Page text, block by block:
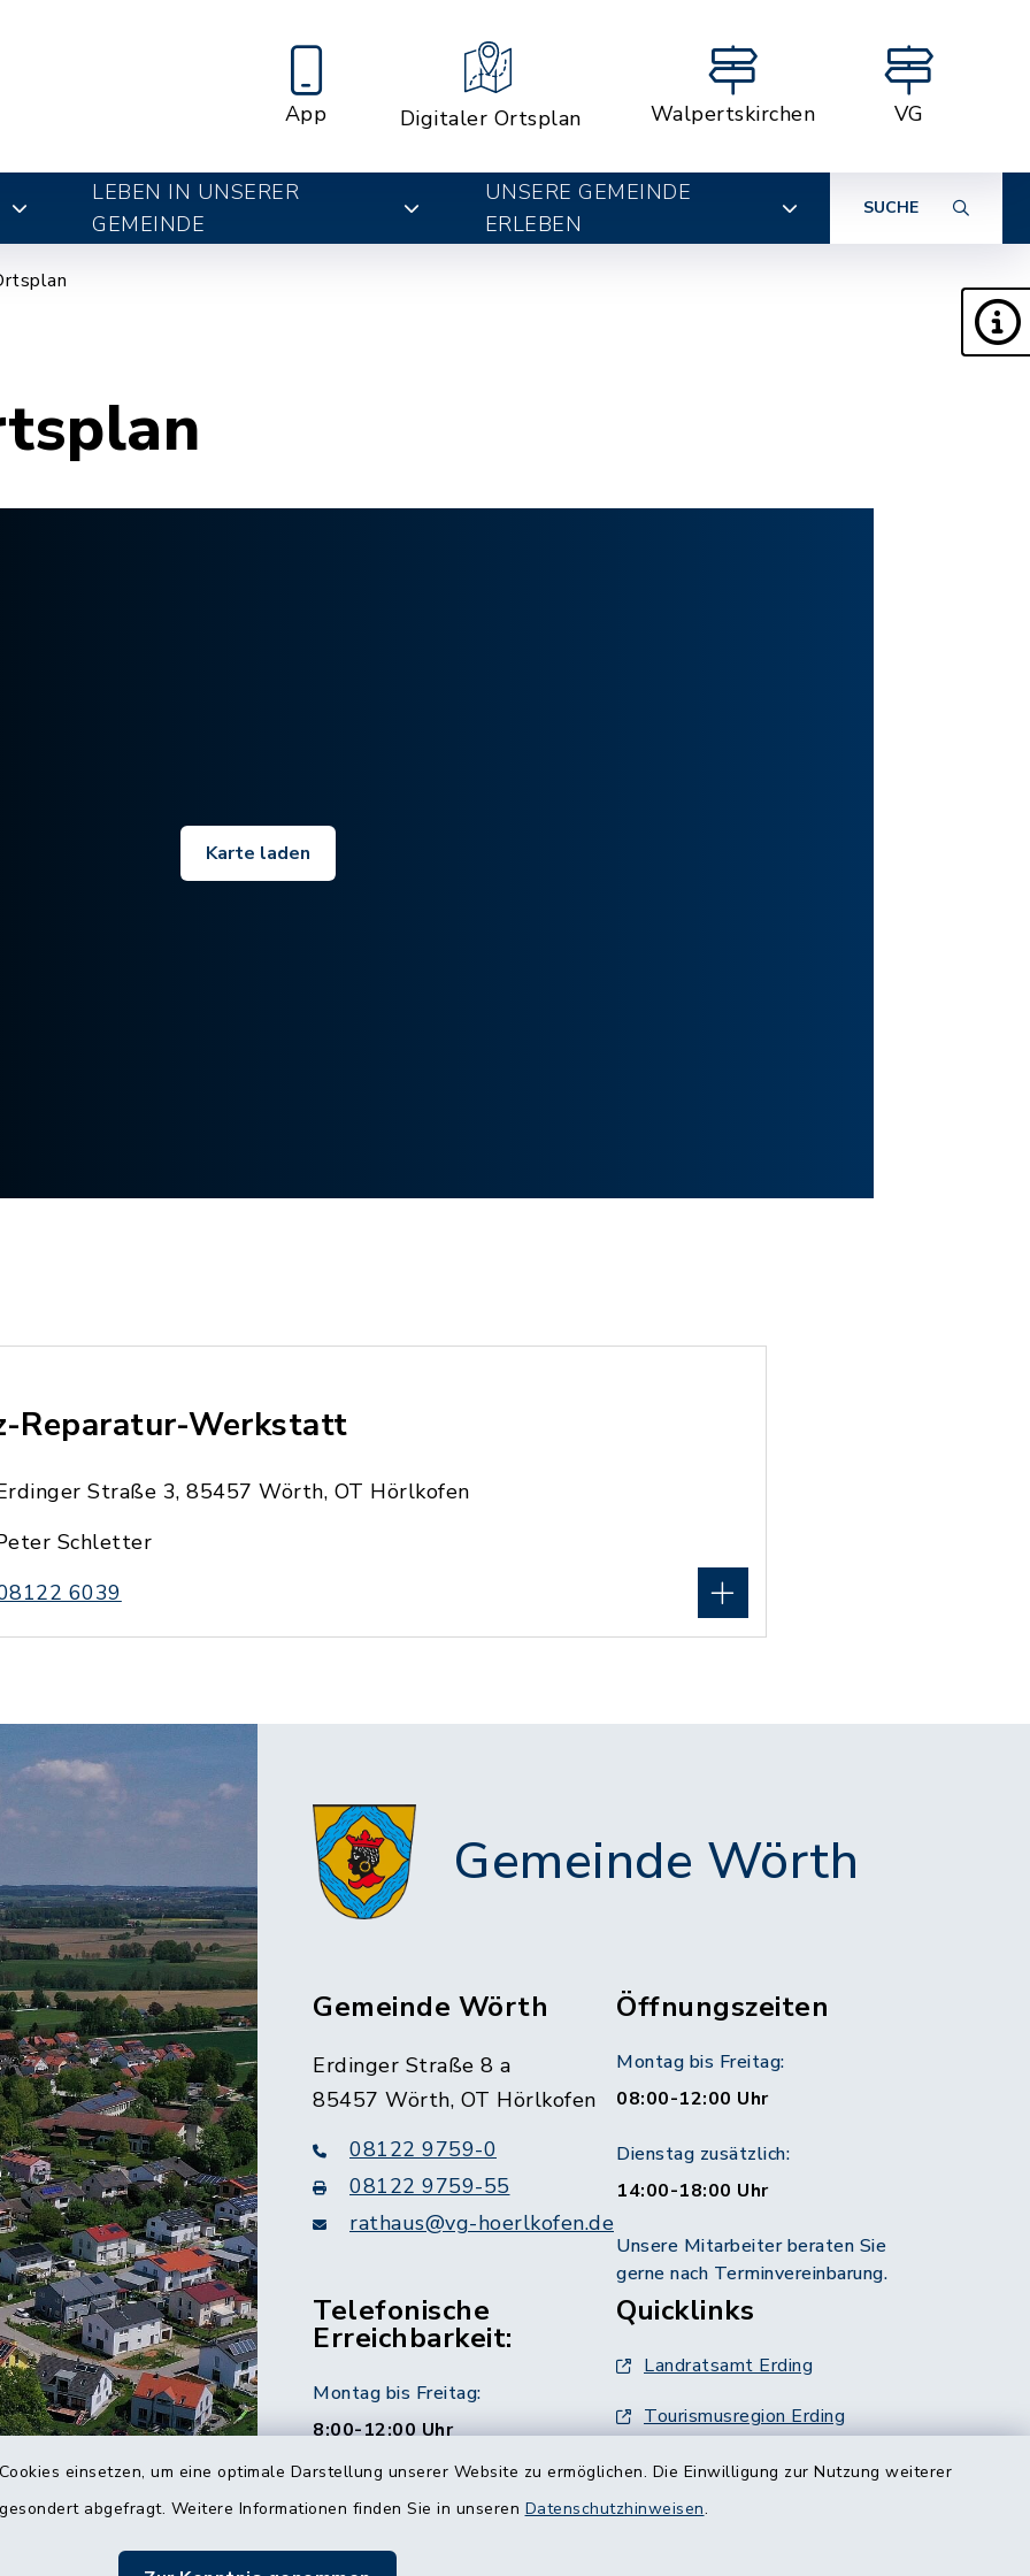
einsetzen, um eine optimale Darstellung unserer Website zu ermöglichen. Die Einwilligung zur Nutzung weiterer
abgefragt. Weitere Informationen finden Sie in unseren Datenschutzhinweisen.
App Digitaler Ortsplan Walpertskirchen VG
LEBEN IN UNSERER
GEMEINDE
UNSERE GEMEINDE
ERLEBEN
SUCHE
Karte laden
Reparatur-Werkstatt
Straße 3, 85457 Wörth, OT Hörlkofen
Schletter
6039
Gemeinde Wörth
Gemeinde Wörth
Erdinger Straße 8 a
85457 Wörth, OT Hörlkofen
08122 9759-0
08122 9759-55
rathaus@vg-hoerlkofen.de
Öffnungszeiten
Montag bis Freitag:
08:00-12:00 Uhr
Dienstag zusätzlich:
14:00-18:00 Uhr
Unsere Mitarbeiter beraten Sie
gerne nach Terminvereinbarung.
Telefonische
Erreichbarkeit:
Montag bis Freitag:
8:00-12:00 Uhr
Montag und Donnerstag:
14:00-16:00 Uhr
Quicklinks
Landratsamt Erding
Tourismusregion Erding
Ausschreibungen